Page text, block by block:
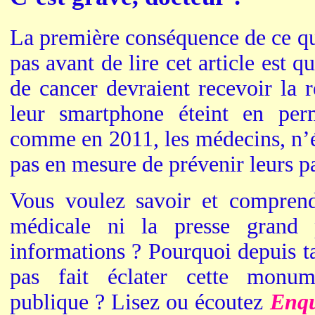
La première conséquence de ce
pas avant de lire cet article est
de cancer devraient recevoir la
leur smartphone éteint en
comme en 2011, les médecins,
pas en mesure de prévenir leurs
Vous voulez savoir et
médicale ni la presse grand
informations ? Pourquoi depuis
pas fait éclater cette
publique ? Lisez ou écoutez